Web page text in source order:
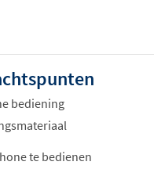
bediening
te bedienen